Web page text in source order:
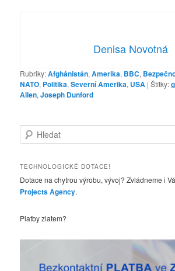
Denisa Novotná
Rubriky:Afghánistán,Amerika, BBC,
NATO, Politika,Severní Amerika, USA |Štítky:
Allen,Joseph Dunford
l
d
t
TECHNOLOGICKÉ DOTACE!
Dotace na chytrou výrobu, vývoj? Zvládneme i
Projects Agency.
Platby zlatem?